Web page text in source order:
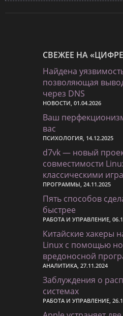
СВЕЖЕЕ НА
Найдена
позволяющая
через DNS
НОВОСТИ, 01.04.2026
Ваш
вас
ПСИХОЛОГИЯ, 14.12.2025
d7vk — новый
совместимости
классическими
ПРОГРАММЫ, 24.11.2025
Пять способов
быстрее
РАБОТА И УПРАВЛЕНИЕ,
Китайские хакеры
Linux с помощью
вредоносной
АНАЛИТИКА, 27.11.2024
Заблуждения о
системах
РАБОТА И УПРАВЛЕНИЕ,